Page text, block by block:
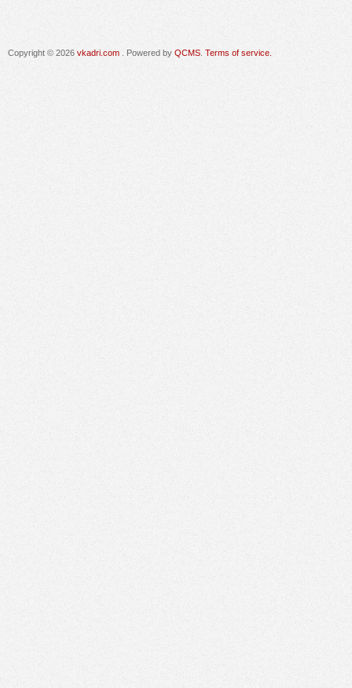
Copyright © 2026 vkadri.com . Powered by QCMS Terms of service.